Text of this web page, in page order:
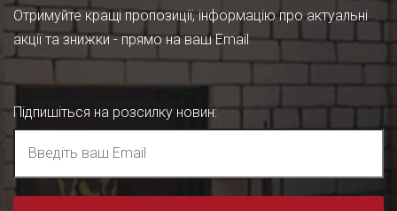
Отримуйте кращі пропозиції, інформацію про актуальні
акції та знижки - прямо на ваш Email
Підпишіться на розсилку новин: